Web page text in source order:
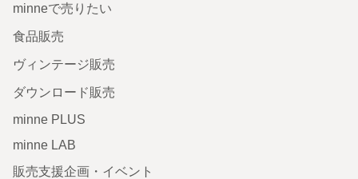
minneで売りたい
食品販売
ヴィンテージ販売
ダウンロード販売
minne PLUS
minne LAB
販売支援企画・イベント